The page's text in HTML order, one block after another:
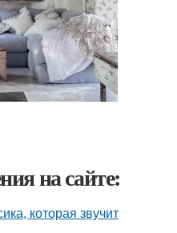
на сайте:
которая звучит